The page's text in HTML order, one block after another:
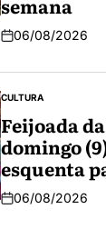
semana
06/08/2026
CULTURA
Feijoada
domingo
esquenta
06/08/2026